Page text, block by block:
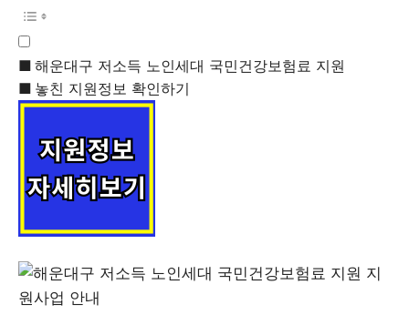
해운대구 저소득 노인세대 국민건강보험료 지원
놓친 지원정보 확인하기